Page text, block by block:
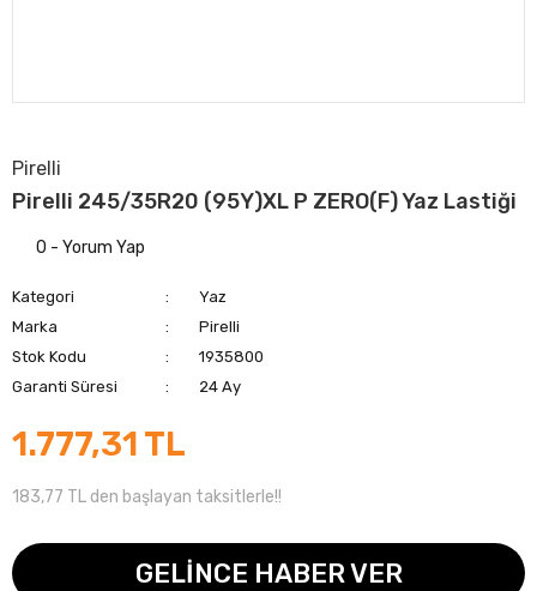
Pirelli
Pirelli 245/35R20 (95Y)XL P ZERO(F) Yaz Lastiği
0 - Yorum Yap
Kategori
Yaz
Marka
Pirelli
Stok Kodu
1935800
Garanti Süresi
24 Ay
1.777,31 TL
183,77 TL den başlayan taksitlerle!!
GELİNCE HABER VER